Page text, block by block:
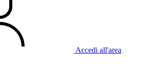
Accedi all'area